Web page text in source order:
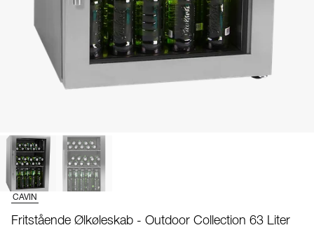
CAVIN
Fritstående Ølkøleskab - Outdoor Collection 63 Liter